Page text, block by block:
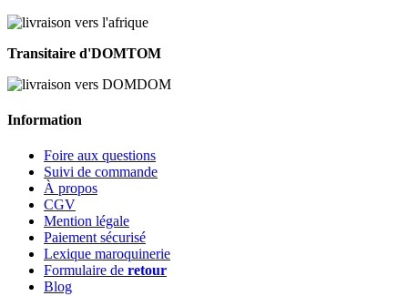
Transitaire d'DOMTOM
Information
Foire aux questions
Suivi de commande
À propos
CGV
Mention légale
Paiement sécurisé
Lexique maroquinerie
Formulaire de retour
Blog